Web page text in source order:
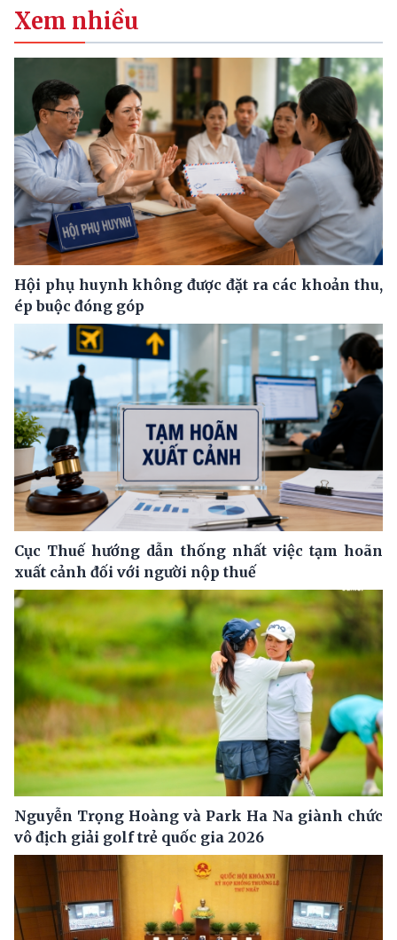
Xem nhiều
Hội phụ huynh không được đặt ra các khoản thu,
ép buộc đóng góp
Cục Thuế hướng dẫn thống nhất việc tạm hoãn
xuất cảnh đối với người nộp thuế
Nguyễn Trọng Hoàng và Park Ha Na giành chức
vô địch giải golf trẻ quốc gia 2026